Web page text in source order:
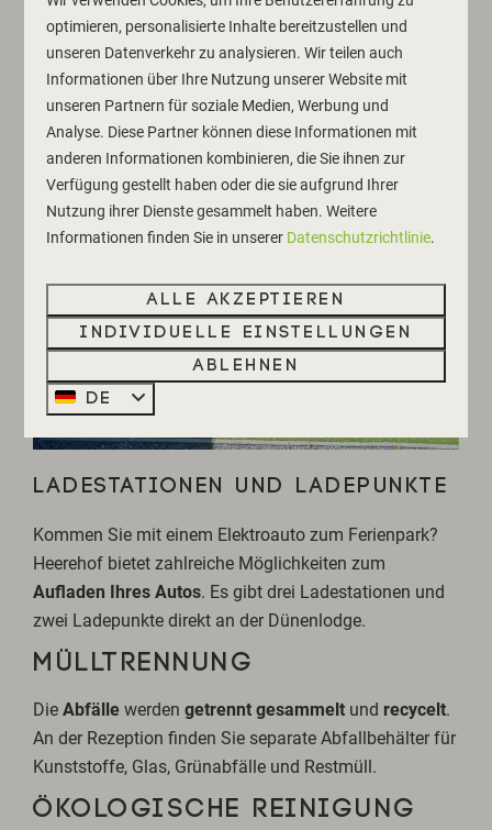
LADESTATIONEN UND LADEPUNKTE
Kommen Sie mit einem Elektroauto zum Ferienpark?
Heerehof bietet zahlreiche Möglichkeiten zum
Aufladen Ihres Autos. Es gibt drei Ladestationen und
zwei Ladepunkte direkt an der Dünenlodge.
MÜLLTRENNUNG
DieAbfälle werdengetrennt gesammelt und recycelt.
An der Rezeption finden Sie separate Abfallbehälter für
Kunststoffe, Glas, Grünabfälle und Restmüll.
ÖKOLOGISCHE REINIGUNG
optimieren, personalisierte Inhalte bereitzustellen und
unseren Datenverkehr zu analysieren. Wir teilen auch
Informationen über Ihre Nutzung unserer Website mit
unseren Partnern für soziale Medien, Werbung und
Analyse. Diese Partner können diese Informationen mit
anderen Informationen kombinieren, die Sie ihnen zur
Verfügung gestellt haben oder die sie aufgrund Ihrer
Nutzung ihrer Dienste gesammelt haben. Weitere
Informationen finden Sie in unserer Datenschutzrichtlinie.
Alle akzeptieren
Individuelle Einstellungen
Ablehnen
DE